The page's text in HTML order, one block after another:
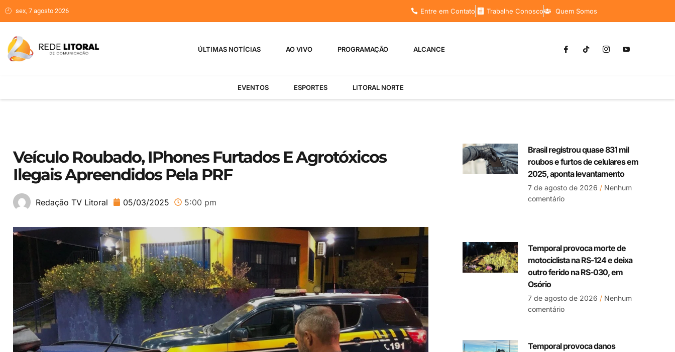
sex, 7 agosto 2026 Entre em Contato Trabalhe Conosco Quem Somos
ÚLTIMAS NOTÍCIAS AO VIVO PROGRAMAÇÃO ALCANCE
EVENTOS ESPORTES LITORAL NORTE
Veículo Roubado, IPhones Furtados E Agrotóxicos
Ilegais Apreendidos Pela PRF
Redação TV Litoral 05/03/2025 5:00 pm
Brasil registrou quase 831 mil
roubos e furtos de celulares em
2025, aponta levantamento
7 de agosto de 2026 Nenhum
comentário
Temporal provoca morte de
motociclista na RS-124 e deixa
outro ferido na RS-030, em
Osório
7 de agosto de 2026 Nenhum
comentário
Temporal provoca danos